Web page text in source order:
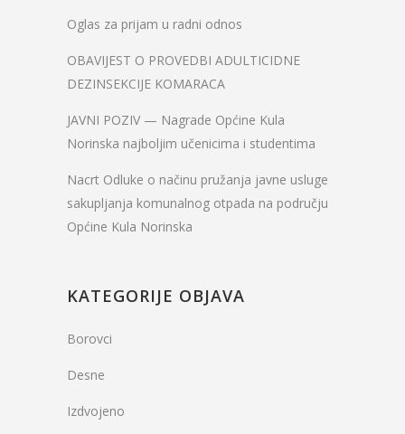
Oglas za prijam u radni odnos
OBAVIJEST O PROVEDBI ADULTICIDNE
DEZINSEKCIJE KOMARACA
JAVNI POZIV — Nagrade Općine Kula
Norinska najboljim učenicima i studentima
Nacrt Odluke o načinu pružanja javne usluge
sakupljanja komunalnog otpada na području
Općine Kula Norinska
KATEGORIJE OBJAVA
Borovci
Desne
Izdvojeno